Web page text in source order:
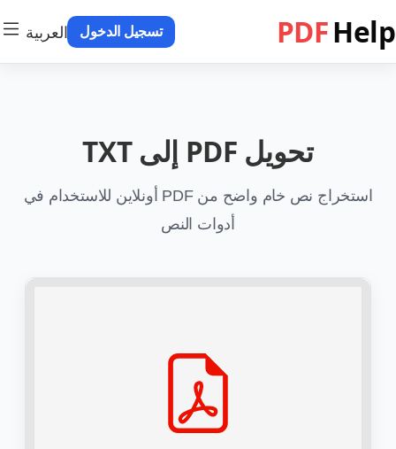
PDFHelp تسجيل الدخول العربية
تحويل PDF إلى TXT
استخراج نص خام واضح من PDF أونلاين للاستخدام في
أدوات النص